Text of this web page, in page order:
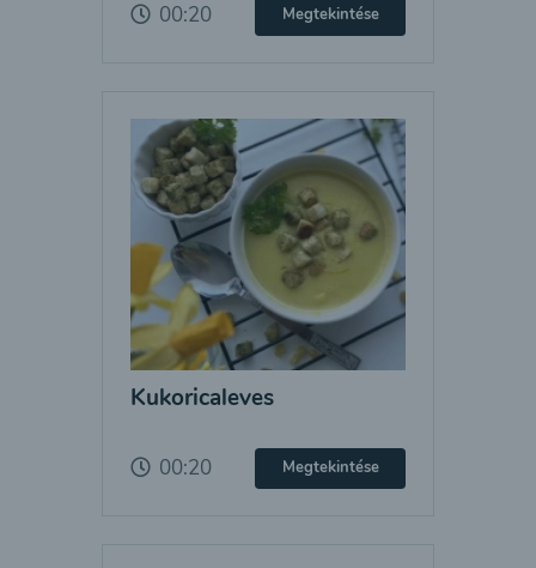
00:20 Megtekintése
Kukoricaleves
00:20 Megtekintése